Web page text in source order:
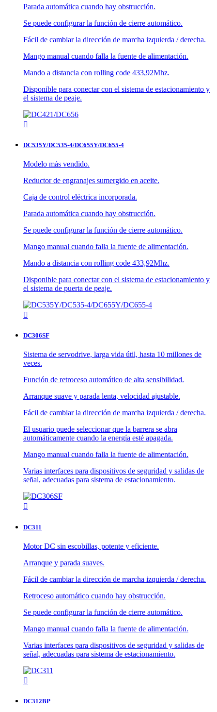
Parada automática cuando hay obstrucción.
Se puede configurar la función de cierre automático.
Fácil de cambiar la dirección de marcha izquierda / derecha.
Mango manual cuando falla la fuente de alimentación.
Mando a distancia con rolling code 433,92Mhz.
Disponible para conectar con el sistema de estacionamiento y
el sistema de peaje.

DC535Y/DC535-4/DC655Y/DC655-4
Modelo más vendido.
Reductor de engranajes sumergido en aceite.
Caja de control eléctrica incorporada.
Parada automática cuando hay obstrucción.
Se puede configurar la función de cierre automático.
Mango manual cuando falla la fuente de alimentación.
Mando a distancia con rolling code 433,92Mhz.
Disponible para conectar con el sistema de estacionamiento y
el sistema de puerta de peaje.

DC306SF
Sistema de servodrive, larga vida útil, hasta 10 millones de
veces.
Función de retroceso automático de alta sensibilidad.
Arranque suave y parada lenta, velocidad ajustable.
Fácil de cambiar la dirección de marcha izquierda / derecha.
El usuario puede seleccionar que la barrera se abra
automáticamente cuando la energía esté apagada.
Mango manual cuando falla la fuente de alimentación.
Varias interfaces para dispositivos de seguridad y salidas de
señal, adecuadas para sistema de estacionamiento.

DC311
Motor DC sin escobillas, potente y eficiente.
Arranque y parada suaves.
Fácil de cambiar la dirección de marcha izquierda / derecha.
Retroceso automático cuando hay obstrucción.
Se puede configurar la función de cierre automático.
Mango manual cuando falla la fuente de alimentación.
Varias interfaces para dispositivos de seguridad y salidas de
señal, adecuadas para sistema de estacionamiento.

DC312BP